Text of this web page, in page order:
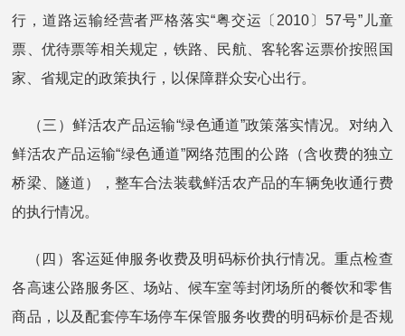
行，道路运输经营者严格落实“粤交运〔2010〕57号”儿童
票、优待票等相关规定，铁路、民航、客轮客运票价按照国
家、省规定的政策执行，以保障群众安心出行。
（三）鲜活农产品运输“绿色通道”政策落实情况。对纳入
鲜活农产品运输“绿色通道”网络范围的公路（含收费的独立
桥梁、隧道），整车合法装载鲜活农产品的车辆免收通行费
的执行情况。
（四）客运延伸服务收费及明码标价执行情况。重点检查
各高速公路服务区、场站、候车室等封闭场所的餐饮和零售
商品，以及配套停车场停车保管服务收费的明码标价是否规